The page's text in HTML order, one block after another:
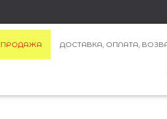
ДОСТАВКА, ОПЛАТА,